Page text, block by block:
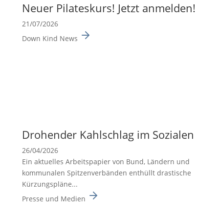
Neuer Pilates­kurs! Jetzt anmelden!
21/07/2026
Down Kind News
Drohender Kahlschlag im Sozialen
26/04/2026
Ein aktuelles Arbeits­pa­pier von Bund, Ländern und
kommu­nalen Spitzen­ver­bänden enthüllt drasti­sche
Kürzungs­pläne...
Presse und Medien